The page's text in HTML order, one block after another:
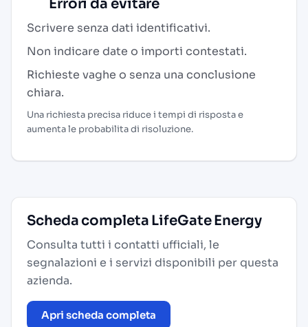
Errori da evitare
Scrivere senza dati identificativi.
Non indicare date o importi contestati.
Richieste vaghe o senza una conclusione
chiara.
Una richiesta precisa riduce i tempi di risposta e
aumenta le probabilita di risoluzione.
Scheda completa LifeGate Energy
Consulta tutti i contatti ufficiali, le
segnalazioni e i servizi disponibili per questa
azienda.
Apri scheda completa